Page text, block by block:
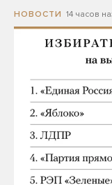
НОВОСТИ 14 часов